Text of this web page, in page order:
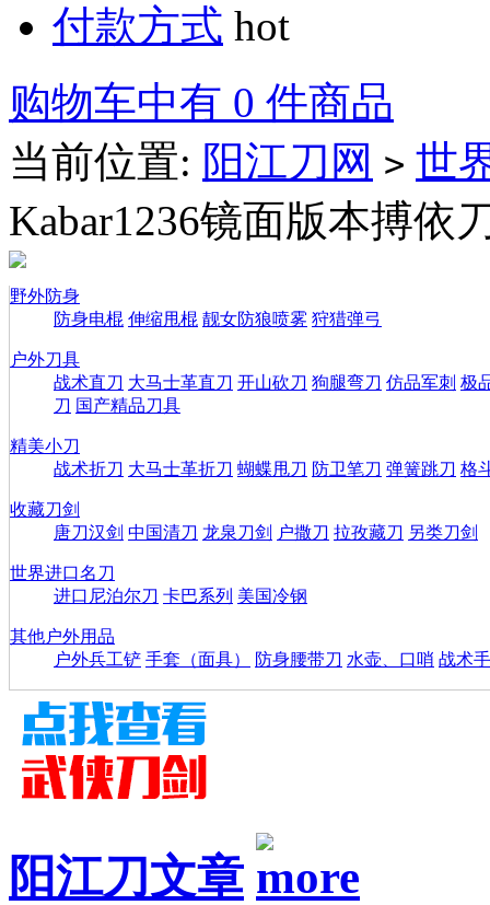
付款方式 hot
购物车中有 0 件商品
当前位置: 阳江刀网 > 世
Kabar1236镜面版本搏依
野外防身
防身电棍 伸缩甩棍 靓女防狼喷雾 狩猎弹弓
户外刀具
战术直刀 大马士革直刀 开山砍刀 狗腿弯刀 仿品军刺 极
刀 国产精品刀具
精美小刀
战术折刀 大马士革折刀 蝴蝶甩刀 防卫笔刀 弹簧跳刀 格
收藏刀剑
唐刀汉剑 中国清刀 龙泉刀剑 户撒刀 拉孜藏刀 另类刀剑
世界进口名刀
进口尼泊尔刀 卡巴系列 美国冷钢
其他户外用品
户外兵工铲 手套（面具） 防身腰带刀 水壶、口哨 战术
阳江刀文章